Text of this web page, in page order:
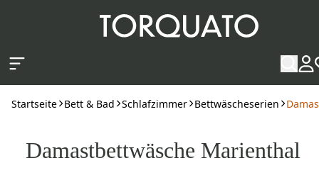
Startseite Bett & Bad Schlafzimmer Bettwäscheserien
Damastbettwäsche Marienthal